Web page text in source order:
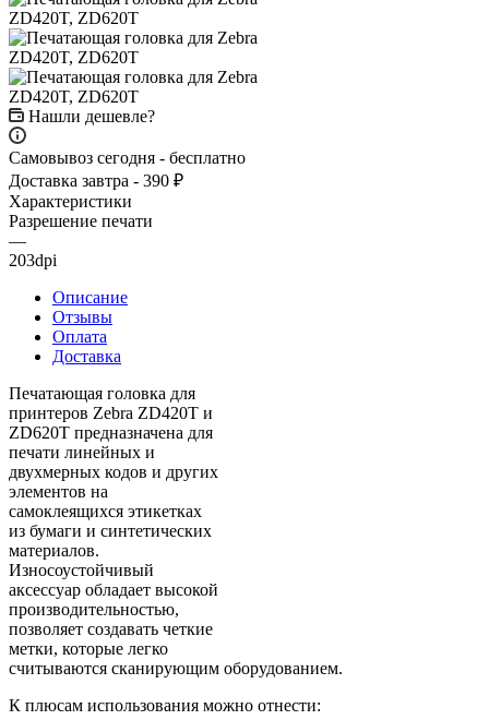
Нашли дешевле?
Самовывоз сегодня - бесплатно
Доставка завтра - 390 ₽
Характеристики
Разрешение печати
—
203dpi
Описание
Отзывы
Оплата
Доставка
Печатающая головка для
принтеров Zebra ZD420T и
ZD620T предназначена для
печати линейных и
двухмерных кодов и других
элементов на
самоклеящихся этикетках
из бумаги и синтетических
материалов.
Износоустойчивый
аксессуар обладает высокой
производительностью,
позволяет создавать четкие
метки, которые легко
считываются сканирующим оборудованием.
К плюсам использования можно отнести: